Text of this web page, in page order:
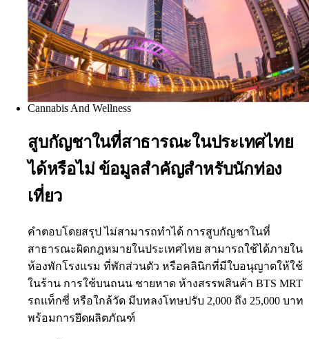
Cannabis And Wellness
สูบกัญชาในที่สาธารณะในประเทศไทย
ได้หรือไม่ ข้อมูลสำคัญสำหรับนักท่อง
เที่ยว
คำตอบโดยสรุป ไม่สามารถทำได้ การสูบกัญชาในที่
สาธารณะผิดกฎหมายในประเทศไทย สามารถใช้ได้ภายใน
ห้องพักโรงแรม ที่พักส่วนตัว หรือคลินิกที่มีใบอนุญาตให้ใช้
ในร้าน การใช้บนถนน ชายหาด ห้างสรรพสินค้า BTS MRT
รถแท็กซี่ หรือใกล้วัด มีบทลงโทษปรับ 2,000 ถึง 25,000 บาท
พร้อมการยึดผลิตภัณฑ์